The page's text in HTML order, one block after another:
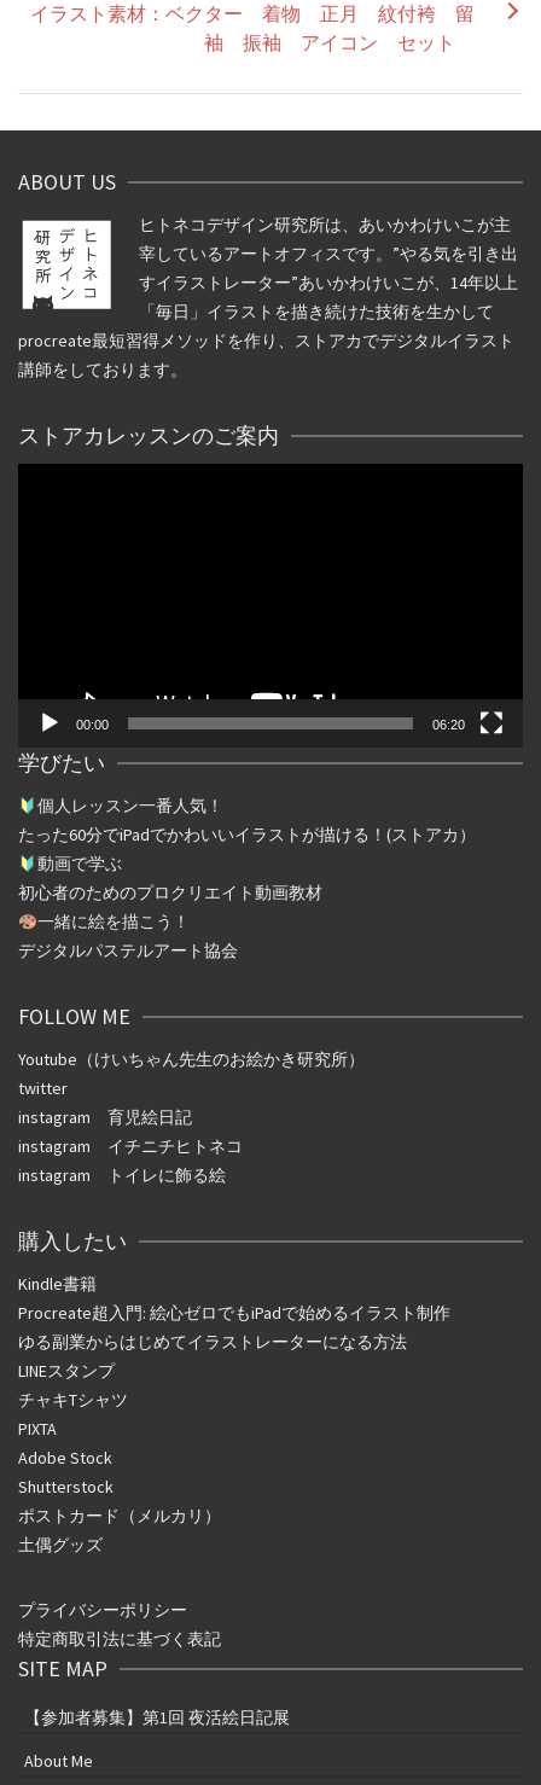
イラスト素材：ベクター 着物 正月 紋付袴 留
袖 振袖 アイコン セット
ABOUT US
ヒトネコデザイン研究所は、あいかわけいこが主
宰しているアートオフィスです。”やる気を引き出
すイラストレーター”あいかわけいこが、14年以上
「毎日」イラストを描き続けた技術を生かして
procreate最短習得メソッドを作り、ストアカでデジタルイラスト
講師をしております。
ストアカレッスンのご案内
00:00 06:20
学びたい
個人レッスン一番人気！
たった60分でiPadでかわいいイラストが描ける！(ストアカ）
動画で学ぶ
初心者のためのプロクリエイト動画教材
一緒に絵を描こう！
デジタルパステルアート協会
FOLLOW ME
Youtube（けいちゃん先生のお絵かき研究所）
twitter
instagram 育児絵日記
instagram イチニチヒトネコ
instagram トイレに飾る絵
購入したい
Kindle書籍
Procreate超入門: 絵心ゼロでもiPadで始めるイラスト制作
ゆる副業からはじめてイラストレーターになる方法
LINEスタンプ
チャキTシャツ
PIXTA
Adobe Stock
Shutterstock
ポストカード（メルカリ）
土偶グッズ
プライバシーポリシー
特定商取引法に基づく表記
SITE MAP
【参加者募集】第1回 夜活絵日記展
About Me